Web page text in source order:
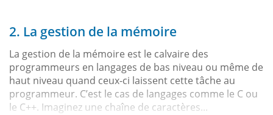
2. La gestion de la mémoire
La gestion de la mémoire est le calvaire des
programmeurs en langages de bas niveau ou même de
haut niveau quand ceux-ci laissent cette tâche au
programmeur. C’est le cas de langages comme le C ou
le C++. Imaginez une chaîne de caractères...